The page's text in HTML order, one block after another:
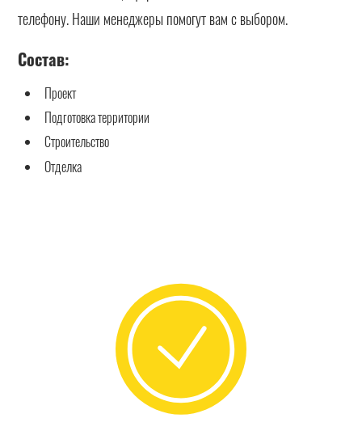
телефону. Наши менеджеры помогут вам с выбором.
Состав:
Проект
Подготовка территории
Строительство
Отделка